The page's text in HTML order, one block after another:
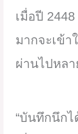
เมื่อปี
มากจะเข้า
ผ่านไปหล
“บันทึกนึกไ